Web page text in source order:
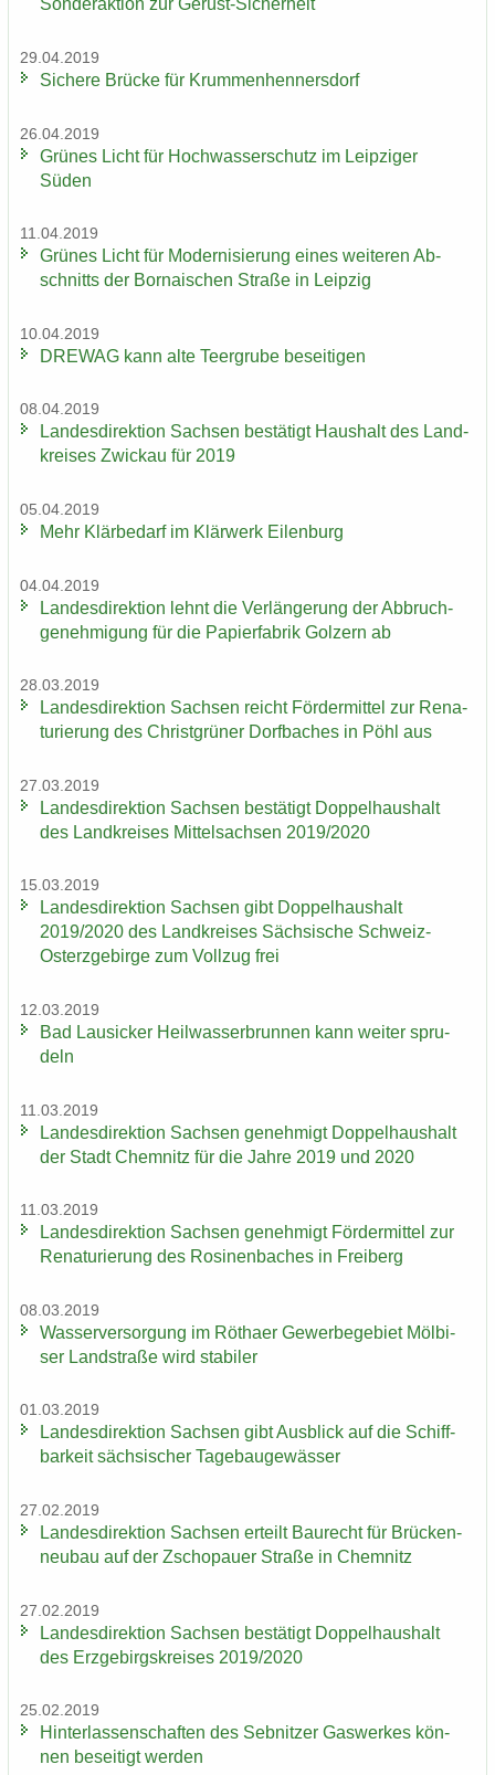
Sonderaktion zur Gerüst-​Sicherheit
29.04.2019
Si­che­re Brü­cke für Krum­men­hen­ners­dorf
26.04.2019
Grü­nes Licht für Hoch­was­ser­schutz im Leip­zi­ger
Süden
11.04.2019
Grü­nes Licht für Mo­der­ni­sie­rung eines wei­te­ren Ab­
schnitts der Bor­na­i­schen Stra­ße in Leip­zig
10.04.2019
DRE­WAG kann alte Teergru­be be­sei­ti­gen
08.04.2019
Lan­des­di­rek­ti­on Sach­sen be­stä­tigt Haus­halt des Land­
krei­ses Zwi­ckau für 2019
05.04.2019
Mehr Klär­be­darf im Klär­werk Ei­len­burg
04.04.2019
Lan­des­di­rek­ti­on lehnt die Ver­län­ge­rung der Ab­bruch­
ge­neh­mi­gung für die Pa­pier­fa­brik Golz­ern ab
28.03.2019
Lan­des­di­rek­ti­on Sach­sen reicht För­der­mit­tel zur Re­na­
tu­rie­rung des Christ­grü­ner Dorf­ba­ches in Pöhl aus
27.03.2019
Lan­des­di­rek­ti­on Sach­sen be­stä­tigt Dop­pel­haus­halt
des Land­krei­ses Mit­tel­sach­sen 2019/2020
15.03.2019
Lan­des­di­rek­ti­on Sach­sen gibt Dop­pel­haus­halt
2019/2020 des Land­krei­ses Säch­si­sche Schweiz-​
Osterzgebirge zum Voll­zug frei
12.03.2019
Bad Lau­si­cker Heil­was­ser­brun­nen kann wei­ter spru­
deln
11.03.2019
Lan­des­di­rek­ti­on Sach­sen ge­neh­migt Dop­pel­haus­halt
der Stadt Chem­nitz für die Jahre 2019 und 2020
11.03.2019
Lan­des­di­rek­ti­on Sach­sen ge­neh­migt För­der­mit­tel zur
Re­na­tu­rie­rung des Ro­si­nen­ba­ches in Frei­berg
08.03.2019
Was­ser­ver­sor­gung im Rö­tha­er Ge­wer­be­ge­biet Möl­bi­
ser Land­stra­ße wird sta­bi­ler
01.03.2019
Lan­des­di­rek­ti­on Sach­sen gibt Aus­blick auf die Schiff­
bar­keit säch­si­scher Ta­ge­bau­ge­wäs­ser
27.02.2019
Lan­des­di­rek­ti­on Sach­sen er­teilt Bau­recht für Brü­cken­
neu­bau auf der Zscho­pau­er Stra­ße in Chem­nitz
27.02.2019
Lan­des­di­rek­ti­on Sach­sen be­stä­tigt Dop­pel­haus­halt
des Erz­ge­birgs­krei­ses 2019/2020
25.02.2019
Hin­ter­las­sen­schaf­ten des Seb­nit­zer Gas­wer­kes kön­
nen be­sei­tigt wer­den